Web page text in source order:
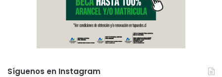
Síguenos en Instagram